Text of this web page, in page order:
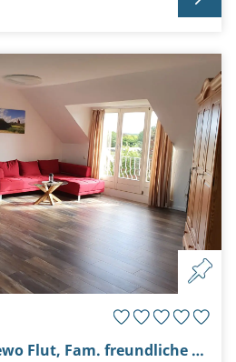
Chalet Cuxhaven Fewo Flut, Fam. freundliche Maisonette Wohnung